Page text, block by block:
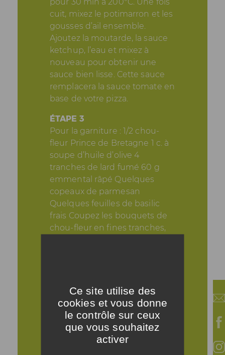
cuit, mixez le potimarron et les
gousses d’ail ensemble.
Ajoutez la moutarde, la sauce
ketchup, l’eau et mixez à
nouveau pour obtenir une
sauce bien lisse. Cette sauce
remplacera la sauce tomate en
base de votre pizza.
ÉTAPE 3
Pour la garniture : 1/2 chou-
fleur Prince de Bretagne 1 c. à
soupe d’huile d’olive 4
tranches de lard fumé 60 g
emmental râpé Quelques
copeaux de parmesan
Quelques feuilles de basilic
frais Coupez les bouquets de
chou-fleur en fines tranches,
à pizza : étalez 3 c. à soupe de
sauce potiron au centre de la
pâte, jusqu’à environ 1 cm des
bords plus épais. Répartissez
l'emmental râpé sur la sauce
Ce site utilise des
cookies et vous donne
le contrôle sur ceux
que vous souhaitez
activer